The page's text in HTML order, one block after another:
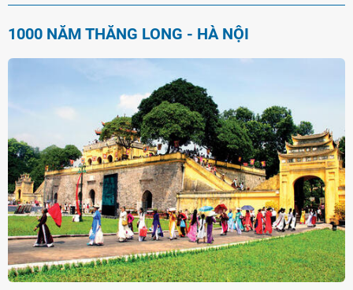
1000 NĂM THĂNG LONG - HÀ NỘI